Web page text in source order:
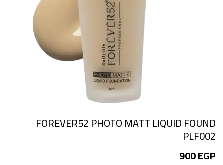
FOREVER52 PHOTO MATT LIQUID FOUND
PLF002
900EGP